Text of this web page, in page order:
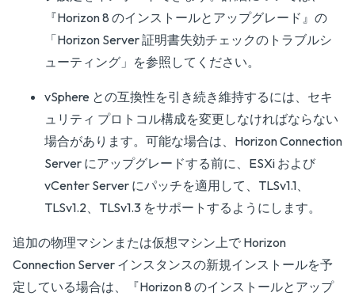
『Horizon 8 のインストールとアップグレード 』の
「Horizon Server 証明書失効チェックのトラブルシ
ューティング」を参照してください。
vSphere との互換性を引き続き維持するには、セキ
ュリティ プロトコル構成を変更しなければならない
場合があります。可能な場合は、Horizon Connection
Server にアップグレードする前に、ESXi および
vCenter Server にパッチを適用して、TLSv1.1、
TLSv1.2、TLSv1.3 をサポートするようにします。
追加の物理マシンまたは仮想マシン上で Horizon
Connection Server インスタンスの新規インストールを予
定している場合は、『Horizon 8 のインストールとアップ